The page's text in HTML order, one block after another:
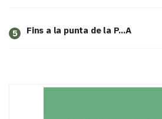
5 Fins a la punta de la P...A